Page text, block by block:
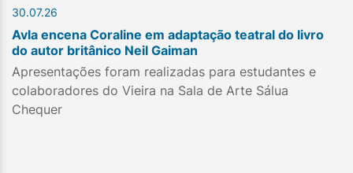
30.07.26
Avla encena Coraline em adaptação teatral do livro
do autor britânico Neil Gaiman
Apresentações foram realizadas para estudantes e
colaboradores do Vieira na Sala de Arte Sálua
Chequer